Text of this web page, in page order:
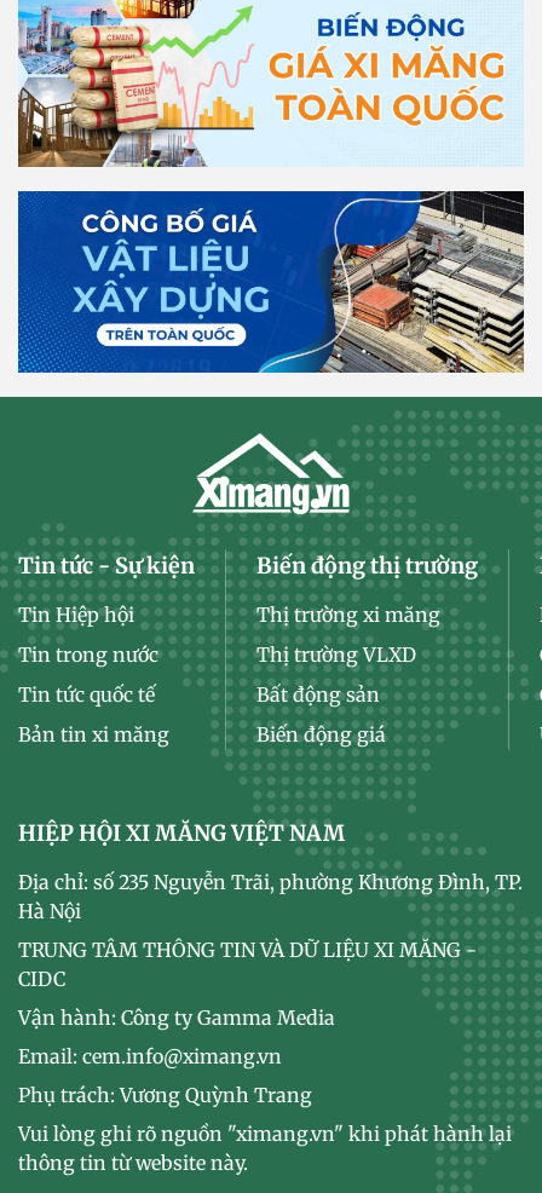
Tin tức - Sự kiện
Tin Hiệp hội
Tin trong nước
Tin tức quốc tế
Bản tin xi măng
Biến động thị trường
Thị trường xi măng
Thị trường VLXD
Bất động sản
Biến động giá
HIỆP HỘI XI MĂNG VIỆT NAM
Địa chỉ: số 235 Nguyễn Trãi, phường Khương Đình, TP.
Hà Nội
TRUNG TÂM THÔNG TIN VÀ DỮ LIỆU XI MĂNG -
CIDC
Vận hành: Công ty Gamma Media
Email: cem.info@ximang.vn
Phụ trách: Vương Quỳnh Trang
Vui lòng ghi rõ nguồn "ximang.vn" khi phát hành lại
thông tin từ website này.